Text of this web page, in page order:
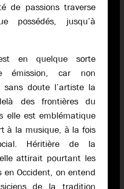
de passions traverse
possédés, jusqu’à
en quelque sorte
émission, car non
doute l’artiste la
des frontières du
elle est emblématique
à la musique, à la fois
Héritière de la
attirait pourtant les
en Occident, on entend